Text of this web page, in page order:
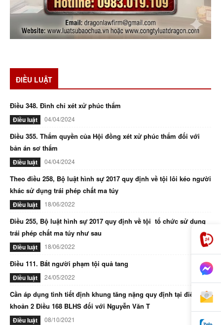
ĐIỀU LUẬT
Điều 348. Đình chỉ xét xử phúc thẩm
Điều luật 04/04/2024
Điều 355. Thẩm quyền của Hội đồng xét xử phúc thẩm đối với
bản án sơ thẩm
Điều luật 04/04/2024
Theo điều 258, Bộ luật hình sự 2017 quy định về tội lôi kéo người
khác sử dụng trái phép chất ma túy
Điều luật 18/06/2022
Điều 255, Bộ luật hình sự 2017 quy định về tội tổ chức sử dụng
trái phép chất ma túy như sau
Điều luật 18/06/2022
Điều 111. Bắt người phạm tội quả tang
Điều luật 24/05/2022
Cần áp dụng tình tiết định khung tăng nặng quy định tại điểm d
khoản 2 Điều 168 BLHS đối với Nguyễn Văn T
Điều luật 08/10/2021